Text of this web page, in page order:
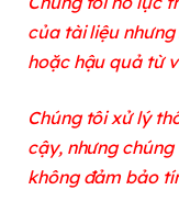
của tài liệu
hoặc hậu quả từ
Chúng tôi xử lý
cậy, nhưng
không đảm bảo